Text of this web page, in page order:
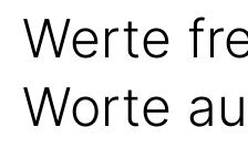
Werte
Worte